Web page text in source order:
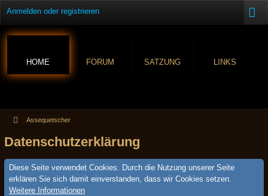
Anmelden oder registrieren
HOME FORUM SATZUNG LINKS
Assequetscher
Datenschutzerklärung
Diese Seite verwendet Cookies. Durch die Nutzung unserer Seite
erklären Sie sich damit einverstanden, dass wir Cookies setzen.
Weitere Informationen